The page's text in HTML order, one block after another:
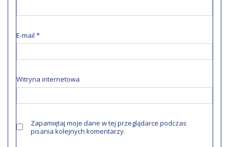
E-mail *
Witryna internetowa
Zapamiętaj moje dane w tej przeglądarce podczas
pisania kolejnych komentarzy.